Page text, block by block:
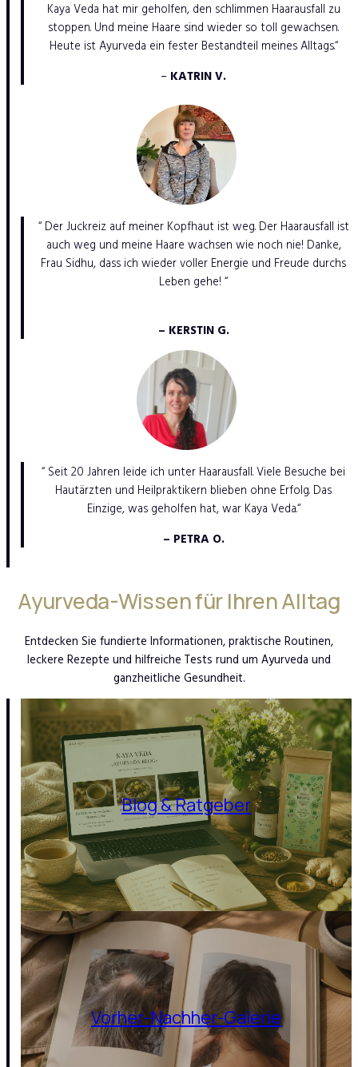
Kaya Veda hat mir geholfen, den schlimmen Haarausfall zu
stoppen. Und meine Haare sind wieder so toll gewachsen.
Heute ist Ayurveda ein fester Bestandteil meines Alltags.“
– KATRIN V.
“ Der Juckreiz auf meiner Kopfhaut ist weg. Der Haarausfall ist
auch weg und meine Haare wachsen wie noch nie! Danke,
Frau Sidhu, dass ich wieder voller Energie und Freude durchs
Leben gehe! “
– KERSTIN G.
“ Seit 20 Jahren leide ich unter Haarausfall. Viele Besuche bei
Hautärzten und Heilpraktikern blieben ohne Erfolg. Das
Einzige, was geholfen hat, war Kaya Veda.“
– PETRA O.
Ayurveda-Wissen für Ihren Alltag
Entdecken Sie fundierte Informationen, praktische Routinen,
leckere Rezepte und hilfreiche Tests rund um Ayurveda und
ganzheitliche Gesundheit.
Blog & Ratgeber
Vorher-Nachher-Galerie